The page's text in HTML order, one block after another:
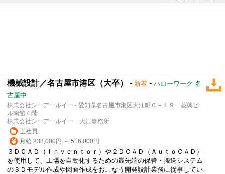
機械設計／名古屋市港区（大卒） - 新着 - ハローワーク 名
古屋中
株式会社シーアールイー - 愛知県名古屋市港区大江町６－１９ 菱興ビ
ル南館４階
株式会社シーアールイー 大江事務所
正社員
月給 238,000円 ～ 516,000円
３ＤＣＡＤ（Ｉｎｖｅｎｔｏｒ）や２ＤＣＡＤ（ＡｕｔｏＣＡＤ）
を使用して、工場を自動化するための最先端の保管・搬送システム
の３Ｄ モデル作成や図面作成をおこなう開発設計業務に従事してい